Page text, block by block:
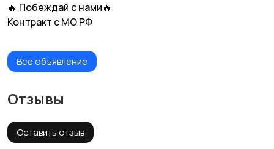
🔥 Побеждай с нами🔥
Контракт с МО РФ
Все объявление
Отзывы
Оставить отзыв